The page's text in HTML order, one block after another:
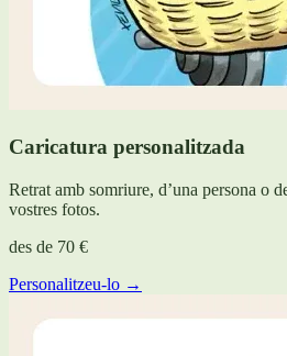
Caricatura personalitzada
Retrat amb somriure, d’una persona o
vostres fotos.
des de 70 €
Personalitzeu-lo →